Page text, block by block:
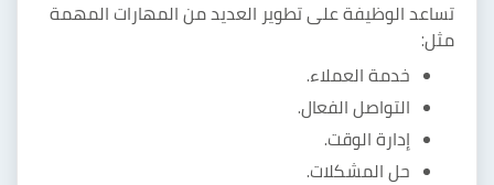
تساعد الوظيفة على تطوير العديد من المهارات المهمة
مثل:
خدمة العملاء.
التواصل الفعال.
إدارة الوقت.
حل المشكلات.